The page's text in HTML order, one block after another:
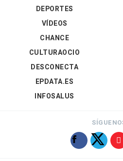
DEPORTES
VÍDEOS
CHANCE
CULTURAOCIO
DESCONECTA
EPDATA.ES
INFOSALUS